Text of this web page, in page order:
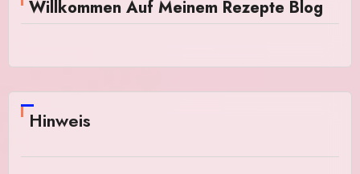
Willkommen Auf Meinem Rezepte Blog
Hinweis